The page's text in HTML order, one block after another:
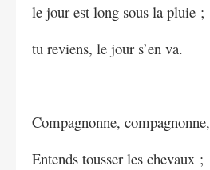
le jour est long sous la pluie ;
tu reviens, le jour s’en va.
Compagnonne, compagnonne,
Entends tousser les chevaux ;